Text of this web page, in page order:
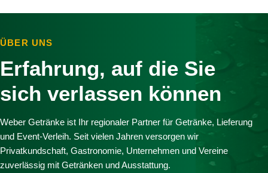
ÜBER UNS
Erfahrung, auf die Sie
sich verlassen können
Weber Getränke ist Ihr regionaler Partner für Getränke, Lieferung
und Event-Verleih. Seit vielen Jahren versorgen wir
Privatkundschaft, Gastronomie, Unternehmen und Vereine
zuverlässig mit Getränken und Ausstattung.